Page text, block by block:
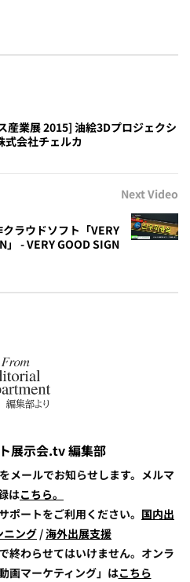
産業展 2015] 油絵3Dプロジェクシ
式会社チェルカ
Next Video
ラウドソフト「VERY
」 - VERY GOOD SIGN
展示会.tv 編集部
メールでお知らせします。メルマ
はこちら。
ポートをご利用ください。 国内出
ニング /海外出展支援
終わらせてはいけません。オンラ
画マーケティング」はこちら